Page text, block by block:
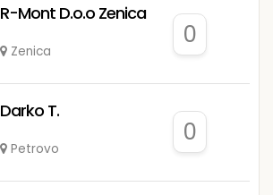
R-Mont D.o.o Zenica
Zenica
0
Darko T.
Petrovo
0